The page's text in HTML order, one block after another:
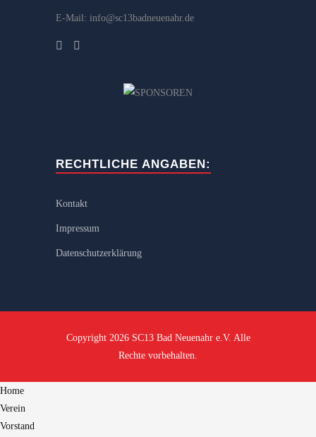
E-Mail: info@sc13badneuenahr.de
RECHTLICHE ANGABEN:
Kontakt
Impressum
Datenschutzerklärung
Copyright 2026 SC13 Bad Neuenahr e.V. Alle
Rechte vorbehalten.
Home
Verein
Vorstand